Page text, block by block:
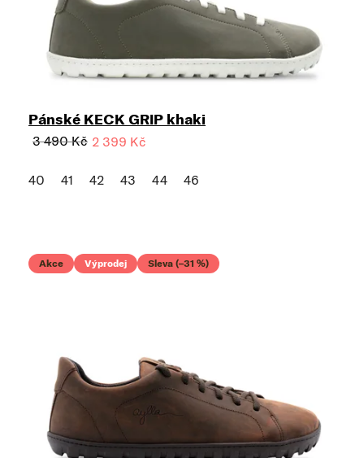
Pánské KECK GRIP khaki
3 490 Kč 2 399 Kč
40 41 42 43 44 46
Akce Výprodej Sleva (–31 %)